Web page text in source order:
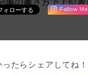
Follow Me
ったらシェアしてね！